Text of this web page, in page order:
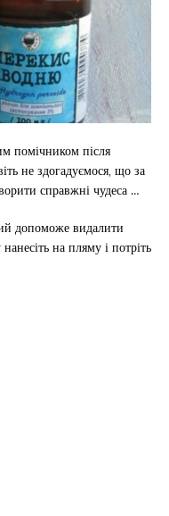
помічником після
не здогадуємося, що за
справжні чудеса …
допоможе видалити
на пляму і потріть